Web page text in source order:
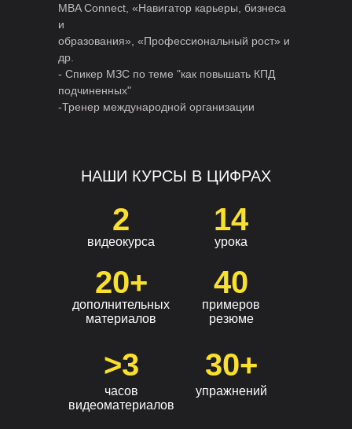
MBA Connect, «Навигатор карьеры, бизнеса
и
образования», «Профессиональный рост» и
др.
- Спикер МЗС по теме "как повышать КПД
подчиненных"
-Тренер международной организации
НАШИ КУРСЫ В ЦИФРАХ
2
видеокурса
14
>3 30+
40
20+
урока
часов
видеоматериалов
упражнений
примеров
резюме
дополнительных
материалов